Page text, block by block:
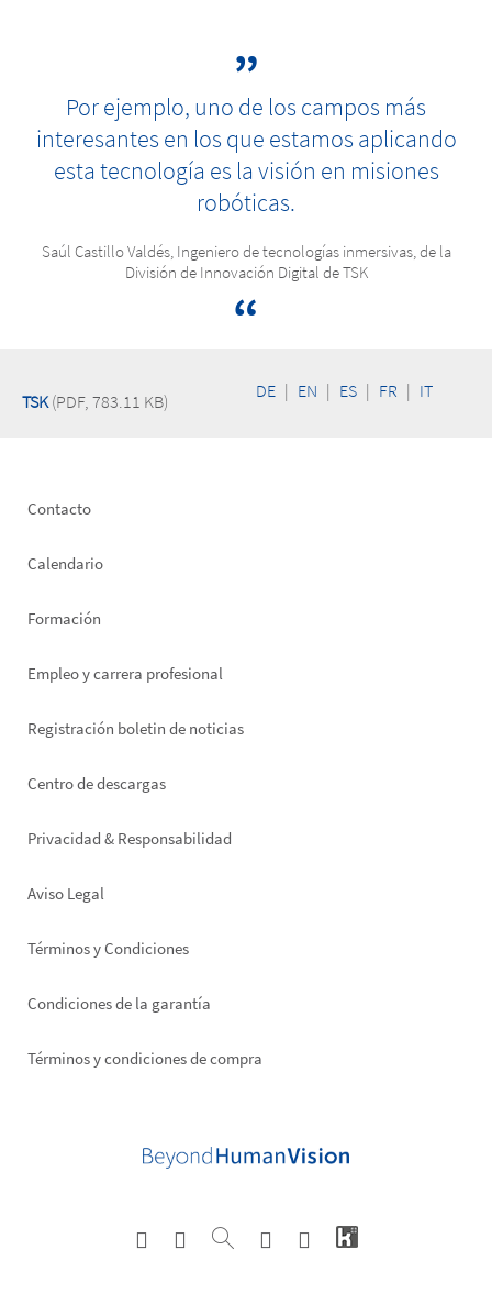
Por ejemplo, uno de los campos más
interesantes en los que estamos aplicando
esta tecnología es la visión en misiones
robóticas.
Saúl Castillo Valdés, Ingeniero de tecnologías inmersivas, de la
División de Innovación Digital de TSK
TSK(PDF, 783.11 KB) DE | EN | ES | FR | IT
Footer
Contacto
Calendario
Formación
Empleo y carrera profesional
Registración boletin de noticias
Footer
Centro de descargas
Privacidad & Responsabilidad
Aviso Legal
Términos y Condiciones
Condiciones de la garantía
Términos y condiciones de compra